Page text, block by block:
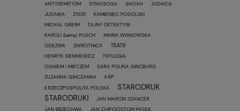
ANTYSEMITYZM
SYNAGOGA SHOAH
JUDAICA
JUDAIKA
ŻYDZI
KAMIENIEC PODOLSKI
MICHAŁ GREIM
TAJNY DETEKTYW
KAROLI &amp; PUSCH
MARIA WISNOWSKA
ODEZWA
ZWROTNICA TEATR
HENRYK SIENKIEWICZ
TRYLOGIA
OGNIEM I MIECZEM
SARA POLINA GINCBURG
ZUZANNA GINCZANKA
II RP
II RZECZPOSPOLITA POLSKA
STARODRUK
STARODRUKI
JAN MARCIN SZANCER
JAN BRZECHWA
JAN CHRYZOSTOM PASEK